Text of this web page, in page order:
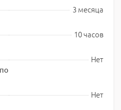
3 месяца
10 часов
Нет
Нет